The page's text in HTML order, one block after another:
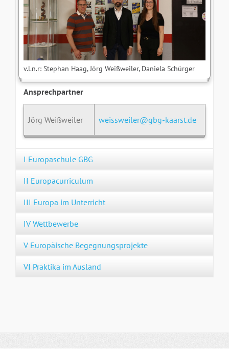
v.l.n.r: Stephan Haag, Jörg Weißweiler, Daniela Schürger
Ansprechpartner
Jörg Weißweiler weissweiler@gbg-kaarst.de
I Europaschule GBG
II Europacurriculum
III Europa im Unterricht
IV Wettbewerbe
V Europäische Begegnungsprojekte
VI Praktika im Ausland